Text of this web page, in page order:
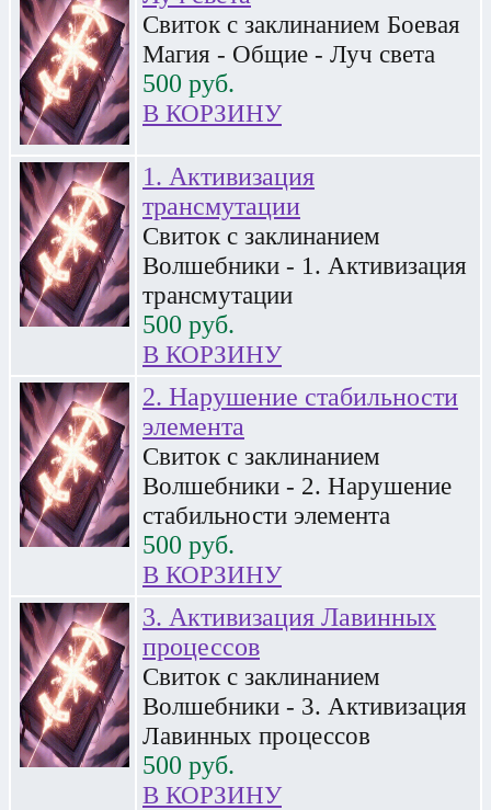
Свиток с заклинанием Боевая
Магия - Общие - Луч света
500 руб.
В КОРЗИНУ
1. Активизация
трансмутации
Свиток с заклинанием
Волшебники - 1. Активизация
трансмутации
500 руб.
В КОРЗИНУ
2. Нарушение стабильности
элемента
Свиток с заклинанием
Волшебники - 2. Нарушение
стабильности элемента
500 руб.
В КОРЗИНУ
3. Активизация Лавинных
процессов
Свиток с заклинанием
Волшебники - 3. Активизация
Лавинных процессов
500 руб.
В КОРЗИНУ